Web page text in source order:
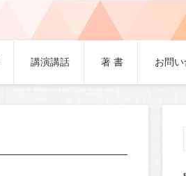
講演講話 著 書 お問